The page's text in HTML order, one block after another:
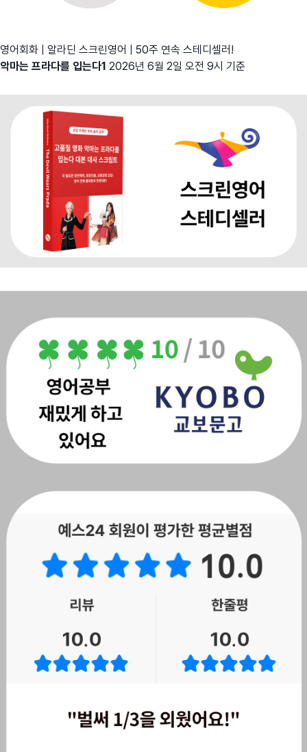
영어회화 | 알라딘 스크린영어 | 50주 연속 스테디셀러!
악마는 프라다를 입는다1 2026년 6월 2일 오전 9시 기준